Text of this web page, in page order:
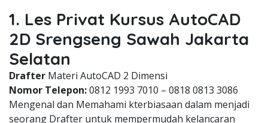
1. Les Privat Kursus AutoCAD
2D Srengseng Sawah Jakarta
Selatan
Drafter Materi AutoCAD 2 Dimensi
Nomor Telepon:0812 1993 7010 – 0818 0813 3086
Mengenal dan Memahami kterbiasaan dalam menjadi
seorang Drafter untuk mempermudah kelancaran